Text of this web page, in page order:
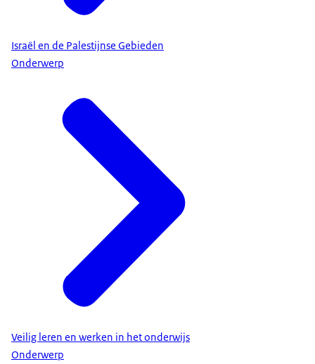
Israël en de Palestijnse Gebieden
Onderwerp
Veilig leren en werken in het onderwijs
Onderwerp